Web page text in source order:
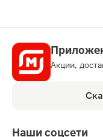
Акции,
Наши соцсети